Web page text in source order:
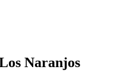
Naranjos